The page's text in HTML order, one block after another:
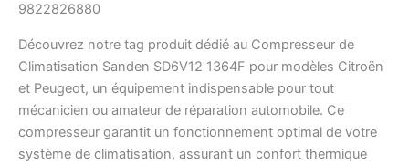
9822826880
Découvrez notre tag produit dédié au Compresseur de
Climatisation Sanden SD6V12 1364F pour modèles Citroën
et Peugeot, un équipement indispensable pour tout
mécanicien ou amateur de réparation automobile. Ce
compresseur garantit un fonctionnement optimal de votre
système de climatisation, assurant un confort thermique